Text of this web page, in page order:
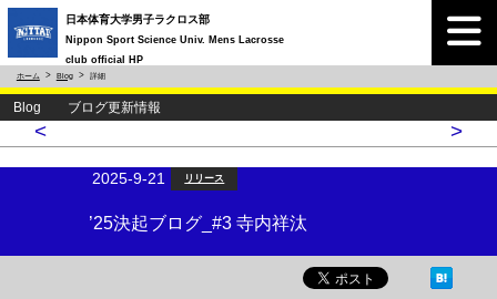
日本体育大学男子ラクロス部
Nippon Sport Science Univ. Mens Lacrosse
club official HP
ホーム Blog 詳細
Blog ブログ更新情報
< >
2025-9-21 リリース
’25決起ブログ_#3 寺内祥汰